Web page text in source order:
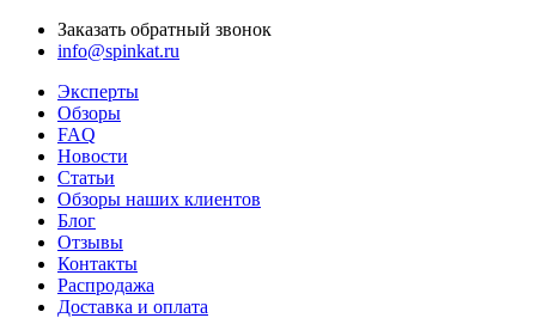
Заказать обратный звонок
info@spinkat.ru
Эксперты
Обзоры
FAQ
Новости
Статьи
Обзоры наших клиентов
Блог
Отзывы
Контакты
Распродажа
Доставка и оплата